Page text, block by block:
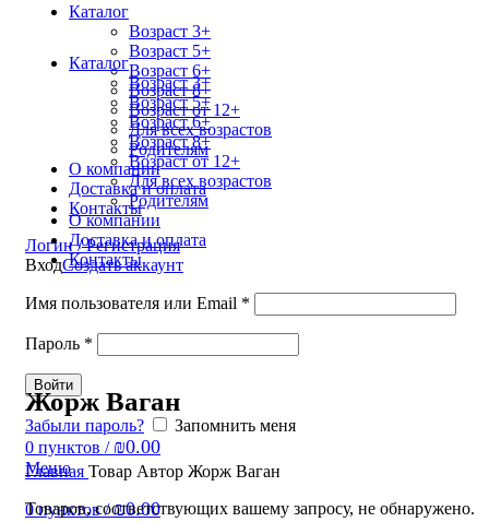
Каталог
Возраст 3+
Возраст 5+
Возраст 6+
Возраст 8+
Возраст от 12+
Для всех возрастов
Родителям
О компании
Доставка и оплата
Контакты
Логин / Регистрация
ВходСоздать аккаунт
Имя пользователя или Email *
Пароль *
Войти
Забыли пароль?
Запомнить меня
0 пунктов / ₪0.00
Меню
0пунктов / ₪0.00
Каталог
Возраст 3+
Возраст 5+
Возраст 6+
Возраст 8+
Возраст от 12+
Для всех возрастов
Родителям
О компании
Доставка и оплата
Контакты
Жорж Ваган
Главная Товар Автор Жорж Ваган
Товаров, соответствующих вашему запросу, не обнаружено.